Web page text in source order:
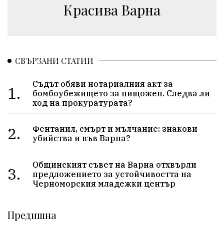
Красива Варна
СВЪРЗАНИ СТАТИИ
1.
Съдът обяви нотариалния акт за
бомбоубежището за нищожен. Следва ли
ход на прокуратурата?
2.
Фентанил, смърт и мълчание: знакови
убийства и във Варна?
3.
Общинският съвет на Варна отхвърли
предложението за устойчивостта на
Черноморския младежки център
Предишна